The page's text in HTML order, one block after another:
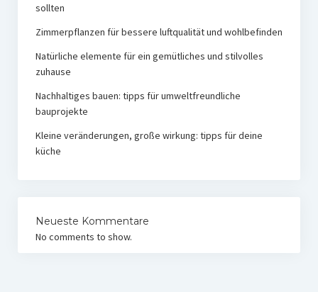
sollten
Zimmerpflanzen für bessere luftqualität und wohlbefinden
Natürliche elemente für ein gemütliches und stilvolles
zuhause
Nachhaltiges bauen: tipps für umweltfreundliche
bauprojekte
Kleine veränderungen, große wirkung: tipps für deine
küche
Neueste Kommentare
No comments to show.